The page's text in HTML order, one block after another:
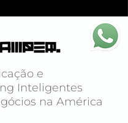
e
Inteligentes
na América